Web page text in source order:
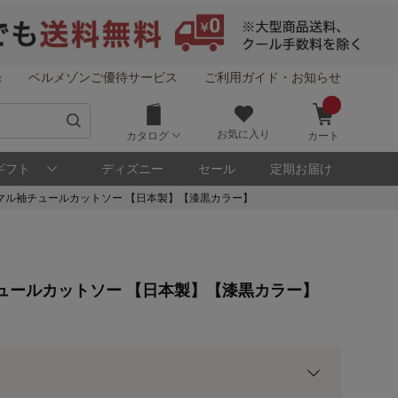
ベルメゾンご優待サービス ご利用ガイド・お知らせ
カタログ お気に入り カート
フト ディズニー セール 定期お届け
袖チュールカットソー 【日本製】【漆黒カラー】
ルカットソー 【日本製】【漆黒カラー】
ゾン・ポイントについて